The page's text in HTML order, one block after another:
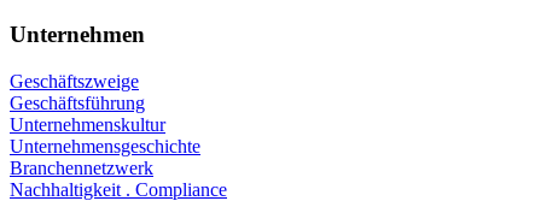
Unternehmen
Geschäftszweige
Geschäftsführung
Unternehmenskultur
Unternehmensgeschichte
Branchennetzwerk
Nachhaltigkeit . Compliance